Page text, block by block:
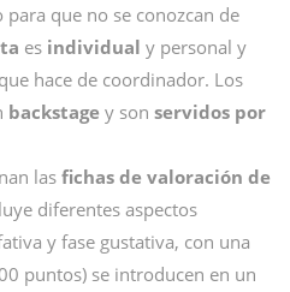
que no se conozcan de
es individual y personal y
hace de coordinador. Los
backstage y son servidos por
las fichas de valoración de
diferentes aspectos
y fase gustativa, con una
puntos) se introducen en un